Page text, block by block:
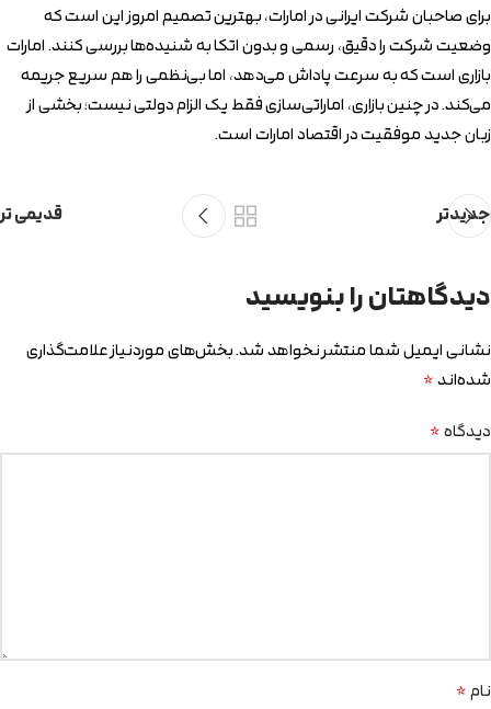
برای صاحبان شرکت ایرانی در امارات، بهترین تصمیم امروز این است که
وضعیت شرکت را دقیق، رسمی و بدون اتکا به شنیده‌ها بررسی کنند. امارات
بازاری است که به سرعت پاداش می‌دهد، اما بی‌نظمی را هم سریع جریمه
می‌کند. در چنین بازاری، اماراتی‌سازی فقط یک الزام دولتی نیست؛ بخشی از
زبان جدید موفقیت در اقتصاد امارات است.
جدیدتر قدیمی تر
دیدگاهتان را بنویسید
نشانی ایمیل شما منتشر نخواهد شد.بخش‌های موردنیاز علامت‌گذاری
شده‌اند*
دیدگاه*
نام*